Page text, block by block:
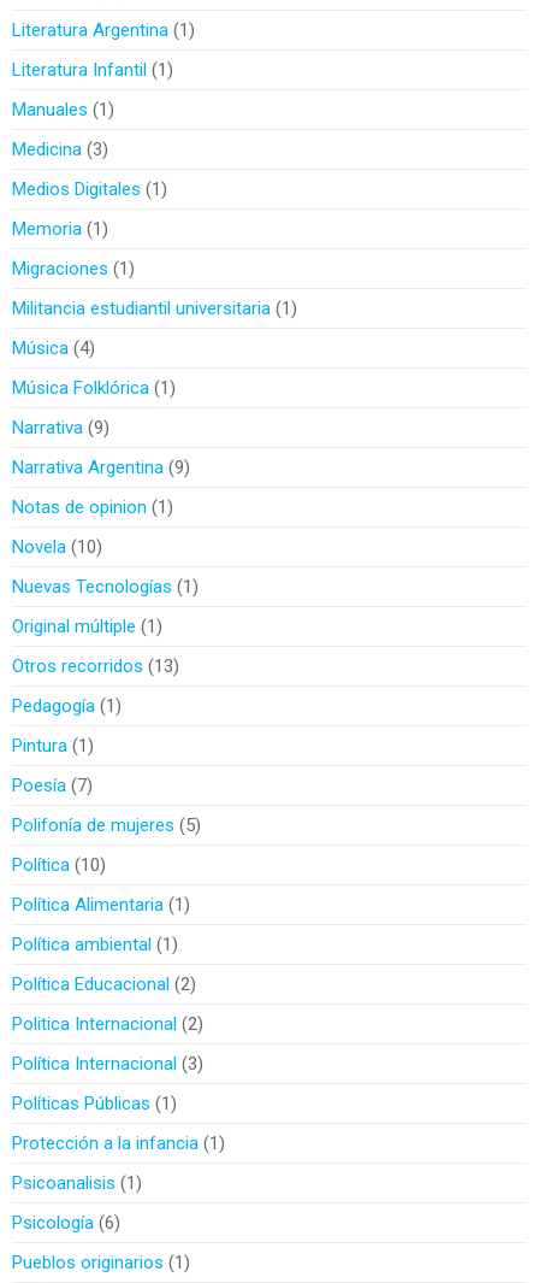
Literatura Argentina 1
Literatura Infantil 1
Manuales
1
Medicina 3
Medios Digitales
1
Memoria 1
Migraciones
1
Militancia estudiantil universitaria 1
Música 4
Música Folklórica 1
Narrativa 9
Narrativa Argentina 9
Notas de opinion
1
Novela 10
Nuevas Tecnologías
1
Original múltiple
1
Otros recorridos
13
Pedagogía 1
Pintura 1
Poesía 7
Polifonía de mujeres
5
Política 10
Política Alimentaria 1
Política ambiental 1
Política Educacional 2
Politica Internacional 2
Política Internacional 3
Políticas Públicas
1
Protección a la infancia 1
Psicoanalisis
1
Psicología 6
Pueblos originarios
1